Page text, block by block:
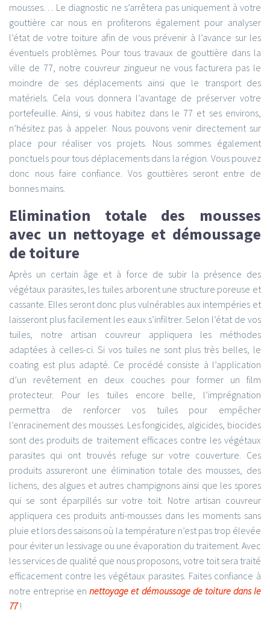
mousses… Le diagnostic ne s’arrêtera pas uniquement à votre
gouttière car nous en profiterons également pour analyser
l’état de votre toiture afin de vous prévenir à l’avance sur les
éventuels problèmes. Pour tous travaux de gouttière dans la
ville de 77, notre couvreur zingueur ne vous facturera pas le
moindre de ses déplacements ainsi que le transport des
matériels. Cela vous donnera l’avantage de préserver votre
portefeuille. Ainsi, si vous habitez dans le 77 et ses environs,
n’hésitez pas à appeler. Nous pouvons venir directement sur
place pour réaliser vos projets. Nous sommes également
ponctuels pour tous déplacements dans la région. Vous pouvez
donc nous faire confiance. Vos gouttières seront entre de
bonnes mains.
Elimination totale des mousses
avec un nettoyage et démoussage
de toiture
Après un certain âge et à force de subir la présence des
végétaux parasites, les tuiles arborent une structure poreuse et
cassante. Elles seront donc plus vulnérables aux intempéries et
laisseront plus facilement les eaux s’infiltrer. Selon l’état de vos
tuiles, notre artisan couvreur appliquera les méthodes
adaptées à celles-ci. Si vos tuiles ne sont plus très belles, le
coating est plus adapté. Ce procédé consiste à l’application
d’un revêtement en deux couches pour former un film
protecteur. Pour les tuiles encore belle, l’imprégnation
permettra de renforcer vos tuiles pour empêcher
l’enracinement des mousses. Les fongicides, algicides, biocides
sont des produits de traitement efficaces contre les végétaux
parasites qui ont trouvés refuge sur votre couverture. Ces
produits assureront une élimination totale des mousses, des
lichens, des algues et autres champignons ainsi que les spores
qui se sont éparpillés sur votre toit. Notre artisan couvreur
appliquera ces produits anti-mousses dans les moments sans
pluie et lors des saisons où la température n’est pas trop élevée
pour éviter un lessivage ou une évaporation du traitement. Avec
les services de qualité que nous proposons, votre toit sera traité
efficacement contre les végétaux parasites. Faites confiance à
notre entreprise ennettoyage et démoussage de toiture dans le
77!